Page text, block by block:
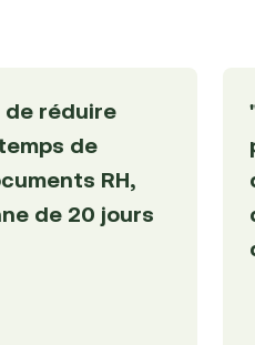
de réduire
de
RH,
de 20 jours